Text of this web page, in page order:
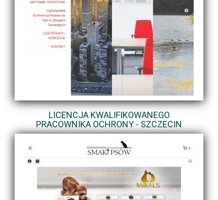
LICENCJA KWALIFIKOWANEGO
PRACOWNIKA OCHRONY - SZCZECIN